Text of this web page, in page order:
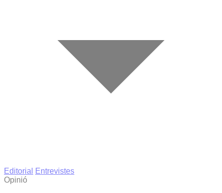
Editorial
Entrevistes
Opinió